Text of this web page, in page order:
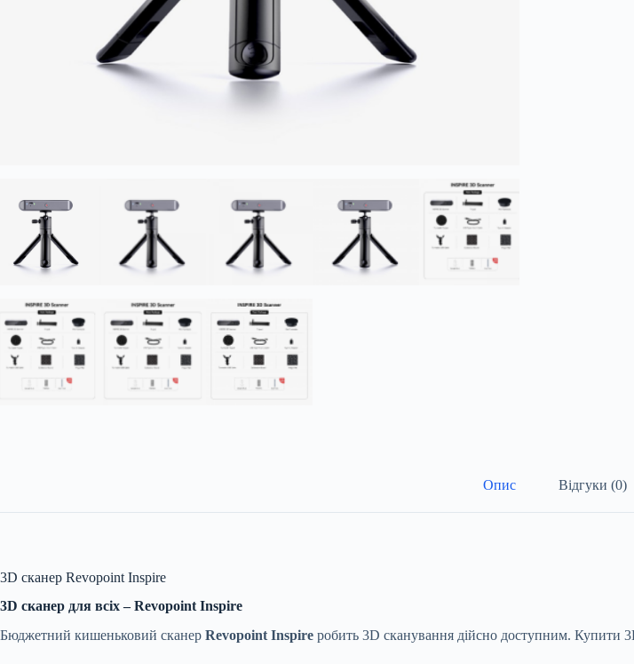
Опис Відгуки (0)
3D сканер Revopoint Inspire
3D сканер для всіх – Revopoint Inspire
Бюджетний кишеньковий сканер Revopoint Inspire робить 3D сканування дійсно доступним. Купити